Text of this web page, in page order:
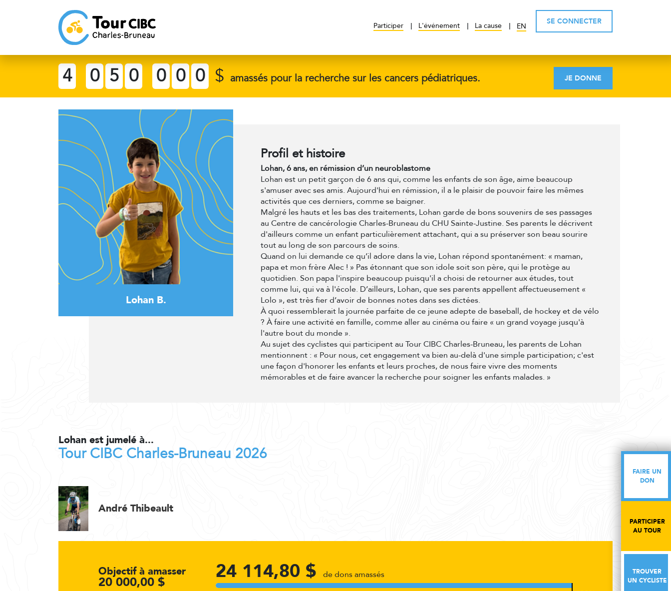
Participer L'événement La cause EN
SE CONNECTER
FAIRE UN
DON
PARTICIPER
AU TOUR
TROUVER
UN CYCLISTE
4 0 5 0 0 0 0 $ amassés pour la recherche sur les cancers pédiatriques. JE DONNE
Lohan B.
Profil et histoire
Lohan, 6 ans, en rémission d’un neuroblastome
Lohan est un petit garçon de 6 ans qui, comme les enfants de son âge, aime beaucoup
s'amuser avec ses amis. Aujourd'hui en rémission, il a le plaisir de pouvoir faire les mêmes
activités que ces derniers, comme se baigner.
Malgré les hauts et les bas des traitements, Lohan garde de bons souvenirs de ses passages
au Centre de cancérologie Charles-Bruneau du CHU Sainte-Justine. Ses parents le décrivent
d'ailleurs comme un enfant particulièrement attachant, qui a su préserver son beau sourire
tout au long de son parcours de soins.
Quand on lui demande ce qu’il adore dans la vie, Lohan répond spontanément: « maman,
papa et mon frère Alec ! » Pas étonnant que son idole soit son père, qui le protège au
quotidien. Son papa l'inspire beaucoup puisqu'il a choisi de retourner aux études, tout
comme lui, qui va à l'école. D’ailleurs, Lohan, que ses parents appellent affectueusement «
Lolo », est très fier d’avoir de bonnes notes dans ses dictées.
À quoi ressemblerait la journée parfaite de ce jeune adepte de baseball, de hockey et de vélo
? À faire une activité en famille, comme aller au cinéma ou faire « un grand voyage jusqu'à
l'autre bout du monde ».
Au sujet des cyclistes qui participent au Tour CIBC Charles-Bruneau, les parents de Lohan
mentionnent : « Pour nous, cet engagement va bien au-delà d'une simple participation; c'est
une façon d'honorer les enfants et leurs proches, de nous faire vivre des moments
mémorables et de faire avancer la recherche pour soigner les enfants malades. »
Lohan est jumelé à...
Tour CIBC Charles-Bruneau 2026
André Thibeault
Objectif à amasser
20 000,00 $ 24 114,80 $ de dons amassés
FAIRE UN
DON
PARTICIPER
AU TOUR
TROUVER
UN CYCLISTE